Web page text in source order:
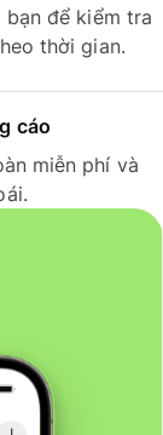
để kiểm tra
thời gian.
cáo
miễn phí và